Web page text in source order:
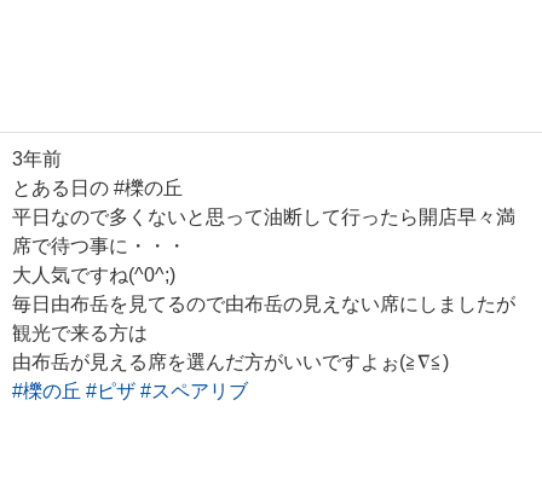
3年前
とある日の #櫟の丘
平日なので多くないと思って油断して行ったら開店早々満
席で待つ事に・・・
大人気ですね(^0^;)
毎日由布岳を見てるので由布岳の見えない席にしましたが
観光で来る方は
由布岳が見える席を選んだ方がいいですよぉ(≧∇≦)
#櫟の丘 #ピザ #スペアリブ